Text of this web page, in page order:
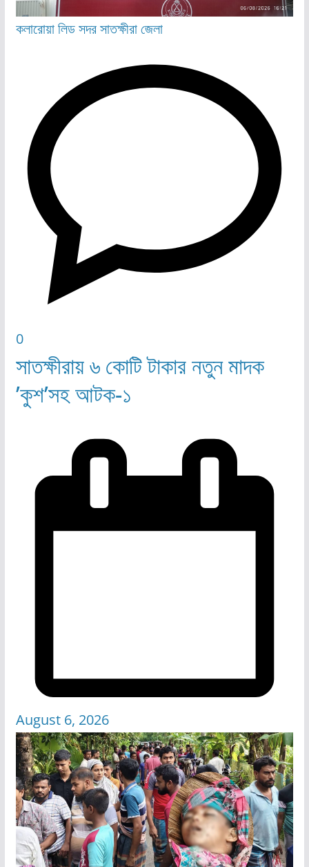
কলারোয়ালিডসদরসাতক্ষীরা জেলা
0
সাতক্ষীরায় ৬ কোটি টাকার নতুন মাদক
’কুশ’সহ আটক-১
August 6, 2026